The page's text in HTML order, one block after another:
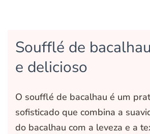
Soufflé de
e delicioso
O soufflé de bacalhau é um
sofisticado que combina a
do bacalhau com a leveza e a